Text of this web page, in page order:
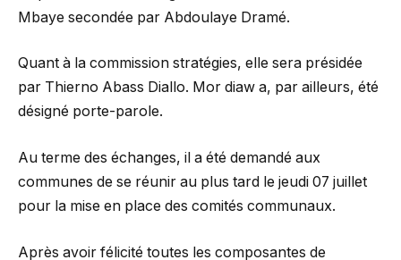
Mbaye secondée par Abdoulaye Dramé.
Quant à la commission stratégies, elle sera présidée
par Thierno Abass Diallo. Mor diaw a, par ailleurs, été
désigné porte-parole.
Au terme des échanges, il a été demandé aux
communes de se réunir au plus tard le jeudi 07 juillet
pour la mise en place des comités communaux.
Après avoir félicité toutes les composantes de